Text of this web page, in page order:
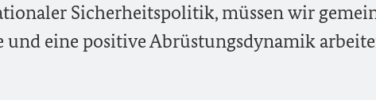
Sicherheitspolitik, müssen wir
und eine positive Abrüstungsdynamik